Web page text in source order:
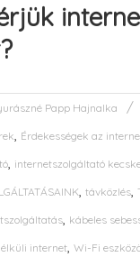
Papp Hajnalka
, Érdekességek az
, internetszolgáltató
, távközlés,
, kábeles
internet, Wi-Fi